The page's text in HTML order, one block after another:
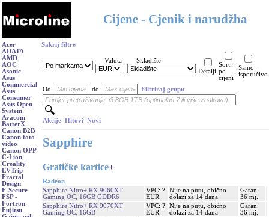
Cijene - Cjenik i narudžba
Acer
ADATA
AMD
AOC
Asonic
Asus
Commercial
Asus
Consumer
Asus Open
System
Avacom
BatterX
Canon B2B
Canon foto-
video
Canon OPP
C-Lion
Creality
EVTrip
Fractal
Design
F-Secure
FSP -
Fortron
Fujitsu
Sakrij filtre
Valuta
Skladište
Detalji
Sort.
po
cijeni
Samo
isporučivo
Od: do: Filtriraj grupu
Akcije Hitovi Novi
Sapphire
Grafičke kartice+
Radeon
Sapphire Nitro+ RX 9060XT
Gaming OC, 16GB GDDR6
VPC: ?
EUR
Nije na putu, obično
dolazi za 14 dana
Garan.
36 mj.
Sapphire Nitro+ RX 9070XT
Gaming OC, 16GB
VPC: ?
EUR
Nije na putu, obično
dolazi za 14 dana
Garan.
36 mj.